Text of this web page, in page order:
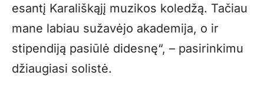
esantį Karališkąjį muzikos koledžą. Tačiau
mane labiau sužavėjo akademija, o ir
stipendiją pasiūlė didesnę“, – pasirinkimu
džiaugiasi solistė.